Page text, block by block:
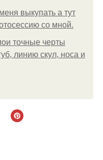
выкупать а тут
со мной.
точные черты
линию скул, носа и